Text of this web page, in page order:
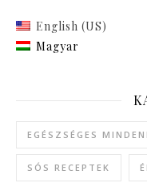
English (US)
Magyar
EGÉSZSÉGES
SÓS RECEPTEK